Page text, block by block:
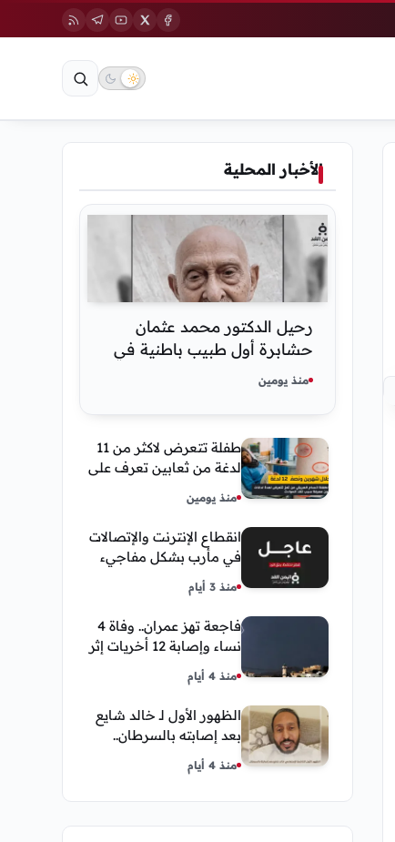
الأخبار المحلية
رحيل الدكتور محمد عثمان
حشابرة أول طبيب باطنية في
الحديدة
منذ يومين
طفلة تتعرض لاكثر من 11
لدغة من ثعابين تعرف على
العريقي
منذ يومين
انقطاع الإنترنت والإتصالات
في مأرب بشكل مفاجيء
فما هو سبب ذلك
منذ 3 أيام
فاجعة تهز عمران.. وفاة 4
نساء وإصابة 12 أخريات إثر
صاعقة رعدية خلال مناسبة
اجتماعية
منذ 4 أيام
الظهور الأول لـ خالد شايع
بعد إصابته بالسرطان..
يكشف تفاصيل مؤثرة عن
رحلة العلاج
منذ 4 أيام